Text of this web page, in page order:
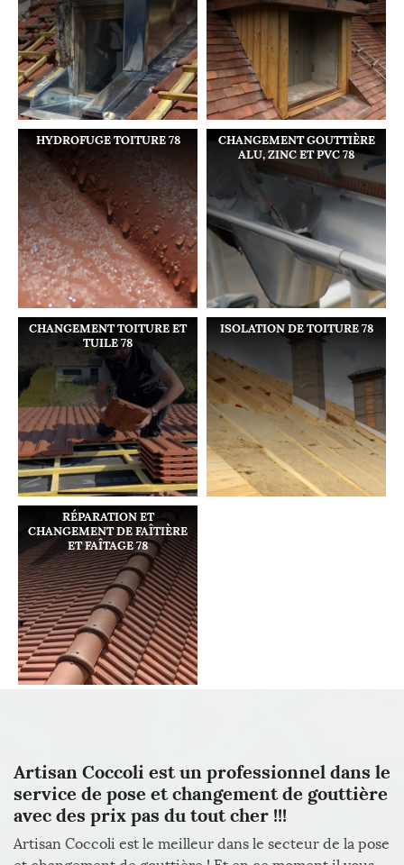
HYDROFUGE TOITURE 78
CHANGEMENT GOUTTIÈRE
ALU, ZINC ET PVC 78
CHANGEMENT TOITURE ET
TUILE 78
ISOLATION DE TOITURE 78
RÉPARATION ET
CHANGEMENT DE FAÎTIÈRE
ET FAÎTAGE 78
Artisan Coccoli est un professionnel dans le
service de pose et changement de gouttière
avec des prix pas du tout cher !!!
Artisan Coccoli est le meilleur dans le secteur de la pose